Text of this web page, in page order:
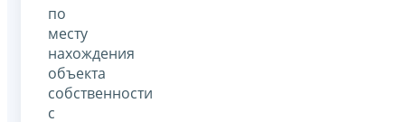
по
месту
нахождения
объекта
собственности
с